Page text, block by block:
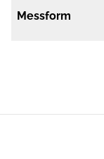
Messform